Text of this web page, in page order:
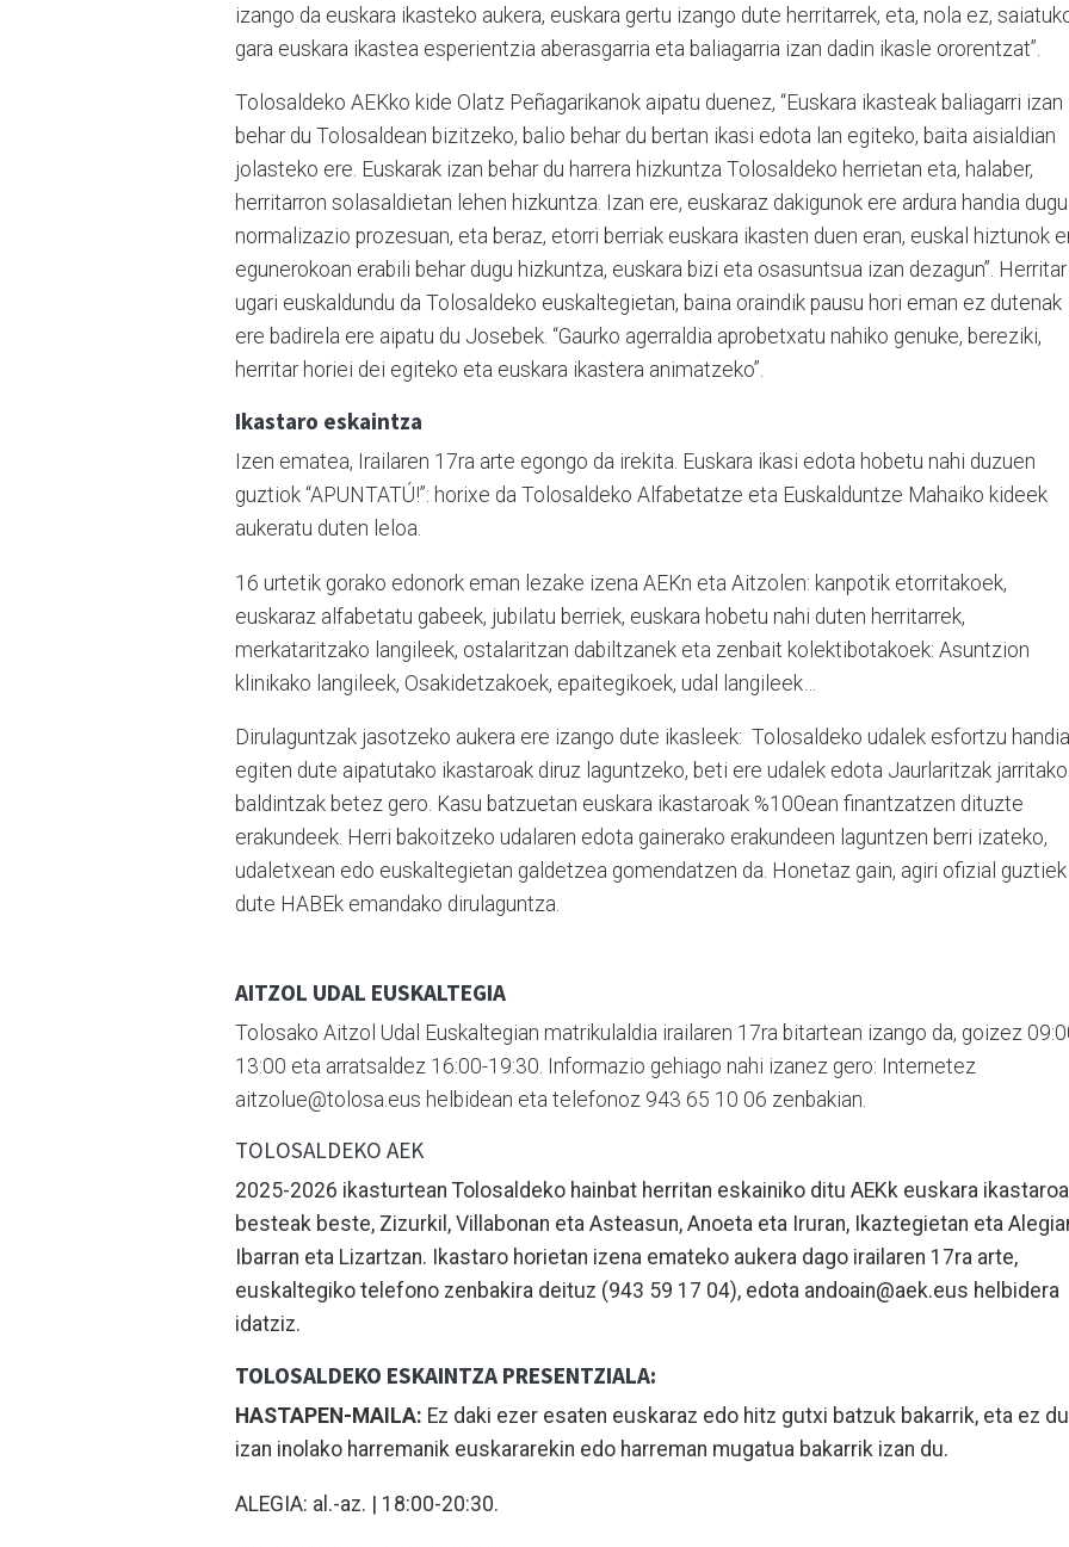
izango da euskara ikasteko aukera, euskara gertu izango dute herritarrek, eta, nola ez,
gara euskara ikastea esperientzia aberasgarria eta baliagarria izan dadin ikasle ororentzat”.
Tolosaldeko AEKko kide Olatz Peñagarikanok aipatu duenez, “Euskara ikasteak baliagarri izan
behar du Tolosaldean bizitzeko, balio behar du bertan ikasi edota lan egiteko, baita aisialdian
jolasteko ere. Euskarak izan behar du harrera hizkuntza Tolosaldeko herrietan eta, halaber,
herritarron solasaldietan lehen hizkuntza. Izan ere, euskaraz dakigunok ere ardura handia dugu
normalizazio prozesuan, eta beraz, etorri berriak euskara ikasten duen eran, euskal hiztunok
egunerokoan erabili behar dugu hizkuntza, euskara bizi eta osasuntsua izan dezagun”. Herritar
ugari euskaldundu da Tolosaldeko euskaltegietan, baina oraindik pausu hori eman ez dutenak
ere badirela ere aipatu du Josebek. “Gaurko agerraldia aprobetxatu nahiko genuke, bereziki,
herritar horiei dei egiteko eta euskara ikastera animatzeko”.
Ikastaro eskaintza
Izen ematea, Irailaren 17ra arte egongo da irekita. Euskara ikasi edota hobetu nahi duzuen
guztiok “APUNTATÚ!”: horixe da Tolosaldeko Alfabetatze eta Euskalduntze Mahaiko kideek
aukeratu duten leloa.
16 urtetik gorako edonork eman lezake izena AEKn eta Aitzolen: kanpotik etorritakoek,
euskaraz alfabetatu gabeek, jubilatu berriek, euskara hobetu nahi duten herritarrek,
merkataritzako langileek, ostalaritzan dabiltzanek eta zenbait kolektibotakoek: Asuntzion
klinikako langileek, Osakidetzakoek, epaitegikoek, udal langileek…
Dirulaguntzak jasotzeko aukera ere izango dute ikasleek: Tolosaldeko udalek esfortzu handia
egiten dute aipatutako ikastaroak diruz laguntzeko, beti ere udalek edota Jaurlaritzak jarritako
baldintzak betez gero. Kasu batzuetan euskara ikastaroak %100ean finantzatzen dituzte
erakundeek. Herri bakoitzeko udalaren edota gainerako erakundeen laguntzen berri izateko,
udaletxean edo euskaltegietan galdetzea gomendatzen da. Honetaz gain, agiri ofizial guztiek
dute HABEk emandako dirulaguntza.
AITZOL UDAL EUSKALTEGIA
Tolosako Aitzol Udal Euskaltegian matrikulaldia irailaren 17ra bitartean izango da, goizez
13:00 eta arratsaldez 16:00-19:30. Informazio gehiago nahi izanez gero: Internetez
aitzolue@tolosa.eus helbidean eta telefonoz 943 65 10 06 zenbakian.
TOLOSALDEKO AEK
2025-2026 ikasturtean Tolosaldeko hainbat herritan eskainiko ditu AEKk euskara
besteak beste, Zizurkil, Villabonan eta Asteasun, Anoeta eta Iruran, Ikaztegietan eta
Ibarran eta Lizartzan. Ikastaro horietan izena emateko aukera dago irailaren 17ra arte,
euskaltegiko telefono zenbakira deituz (943 59 17 04), edota andoain@aek.eus helbidera
idatziz.
TOLOSALDEKO ESKAINTZA PRESENTZIALA:
HASTAPEN-MAILA: Ez daki ezer esaten euskaraz edo hitz gutxi batzuk bakarrik, eta ez du
izan inolako harremanik euskararekin edo harreman mugatua bakarrik izan du.
ALEGIA: al.-az. | 18:00-20:30.